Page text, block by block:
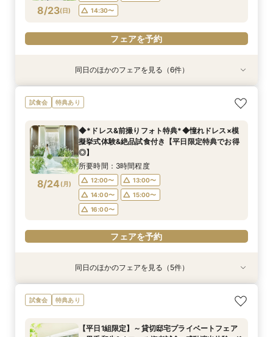
フェアを予約
フェアを予約
フェアを予約
フェアを予約
フェアを予約
フェアを予約
8/23(日)
14:30〜
フェアを予約
特典あり
8/23(日)
【和婚をお考えの方へ】1stステップ相談会◎挙
式会場見学&「和」の演出体験♪常陸牛と旬のお魚
写真などおふたりの希望をじっくり伺い専属プラ
ンナーがご提案♪
所要時間：3時間程度
14:30〜
フェアを予約
8/23(日)
【タイパ重視！60分で完結◎】会場案内＆相談
会
9:00〜
14:00〜
フェアを予約
特典あり
8/23(日)
【6名～30名の少人数婚】挙式＆会食Newプラ
ン誕生！無料試食付
9:00〜
14:00〜
フェアを予約
特典あり
8/23(日)
【1件目がお得】1stステップ相談&試食×予算相談
*ギフト券プレゼント
9:00〜
14:00〜
フェアを予約
特典あり
8/23(日)
＼茨城人気3会場一気に見学！／憧れ花嫁体験×
贅沢フィレ試食◎
9:00〜
14:00〜
フェアを予約
8/23(日)
【2件目以降に】ふたりの悩みを解消！*徹底比
較相談会*
9:00〜
14:00〜
フェアを予約
同日のほかのフェアを見る（6件）
試食会 特典あり
8/24 (月)
◆*ドレス&前撮りフォト特典*◆憧れドレス×模
擬挙式体験&絶品試食付き【平日限定特典でお得
◎】
所要時間：3時間程度
12:00〜
13:00〜
14:00〜
15:00〜
16:00〜
フェアを予約
【タイパ重視！60分で完結◎】オンラインで会
場案内＆相談会
特典あり
【6名～30名の少人数婚】挙式＆会食Newプラ
ン誕生！無料試食付
特典あり
1件目がお得★1stステップ相談会＆試食×予算相
談*商品券1万円
【2件目以上の方】最短60分！《会場選び&見積
もり》徹底比較相談会
特典あり
【和婚をお考えの方へ】挙式会場見学&「和」の
演出体験♪常陸牛と旬のお魚料理の贅沢食べ比べ
希望をじっくり伺い専属プランナーがご提案♪
所要時間：3時間程度
同日のほかのフェアを見る（5件）
試食会 特典あり
【平日1組限定】～貸切邸宅プライベートフェア